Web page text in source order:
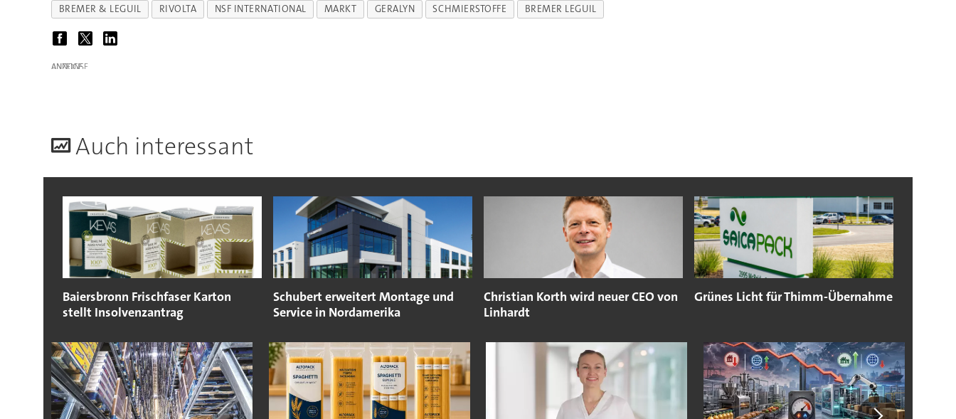
BREMER & LEGUIL RIVOLTA NSF INTERNATIONAL MARKT GERALYN SCHMIERSTOFFE BREMER LEGUIL
ANZEIGE
Auch interessant
Baiersbronn Frischfaser Karton
stellt Insolvenzantrag
Schubert erweitert Montage und
Service in Nordamerika
Christian Korth wird neuer CEO von
Linhardt
Grünes Licht für Thimm-Übernahme